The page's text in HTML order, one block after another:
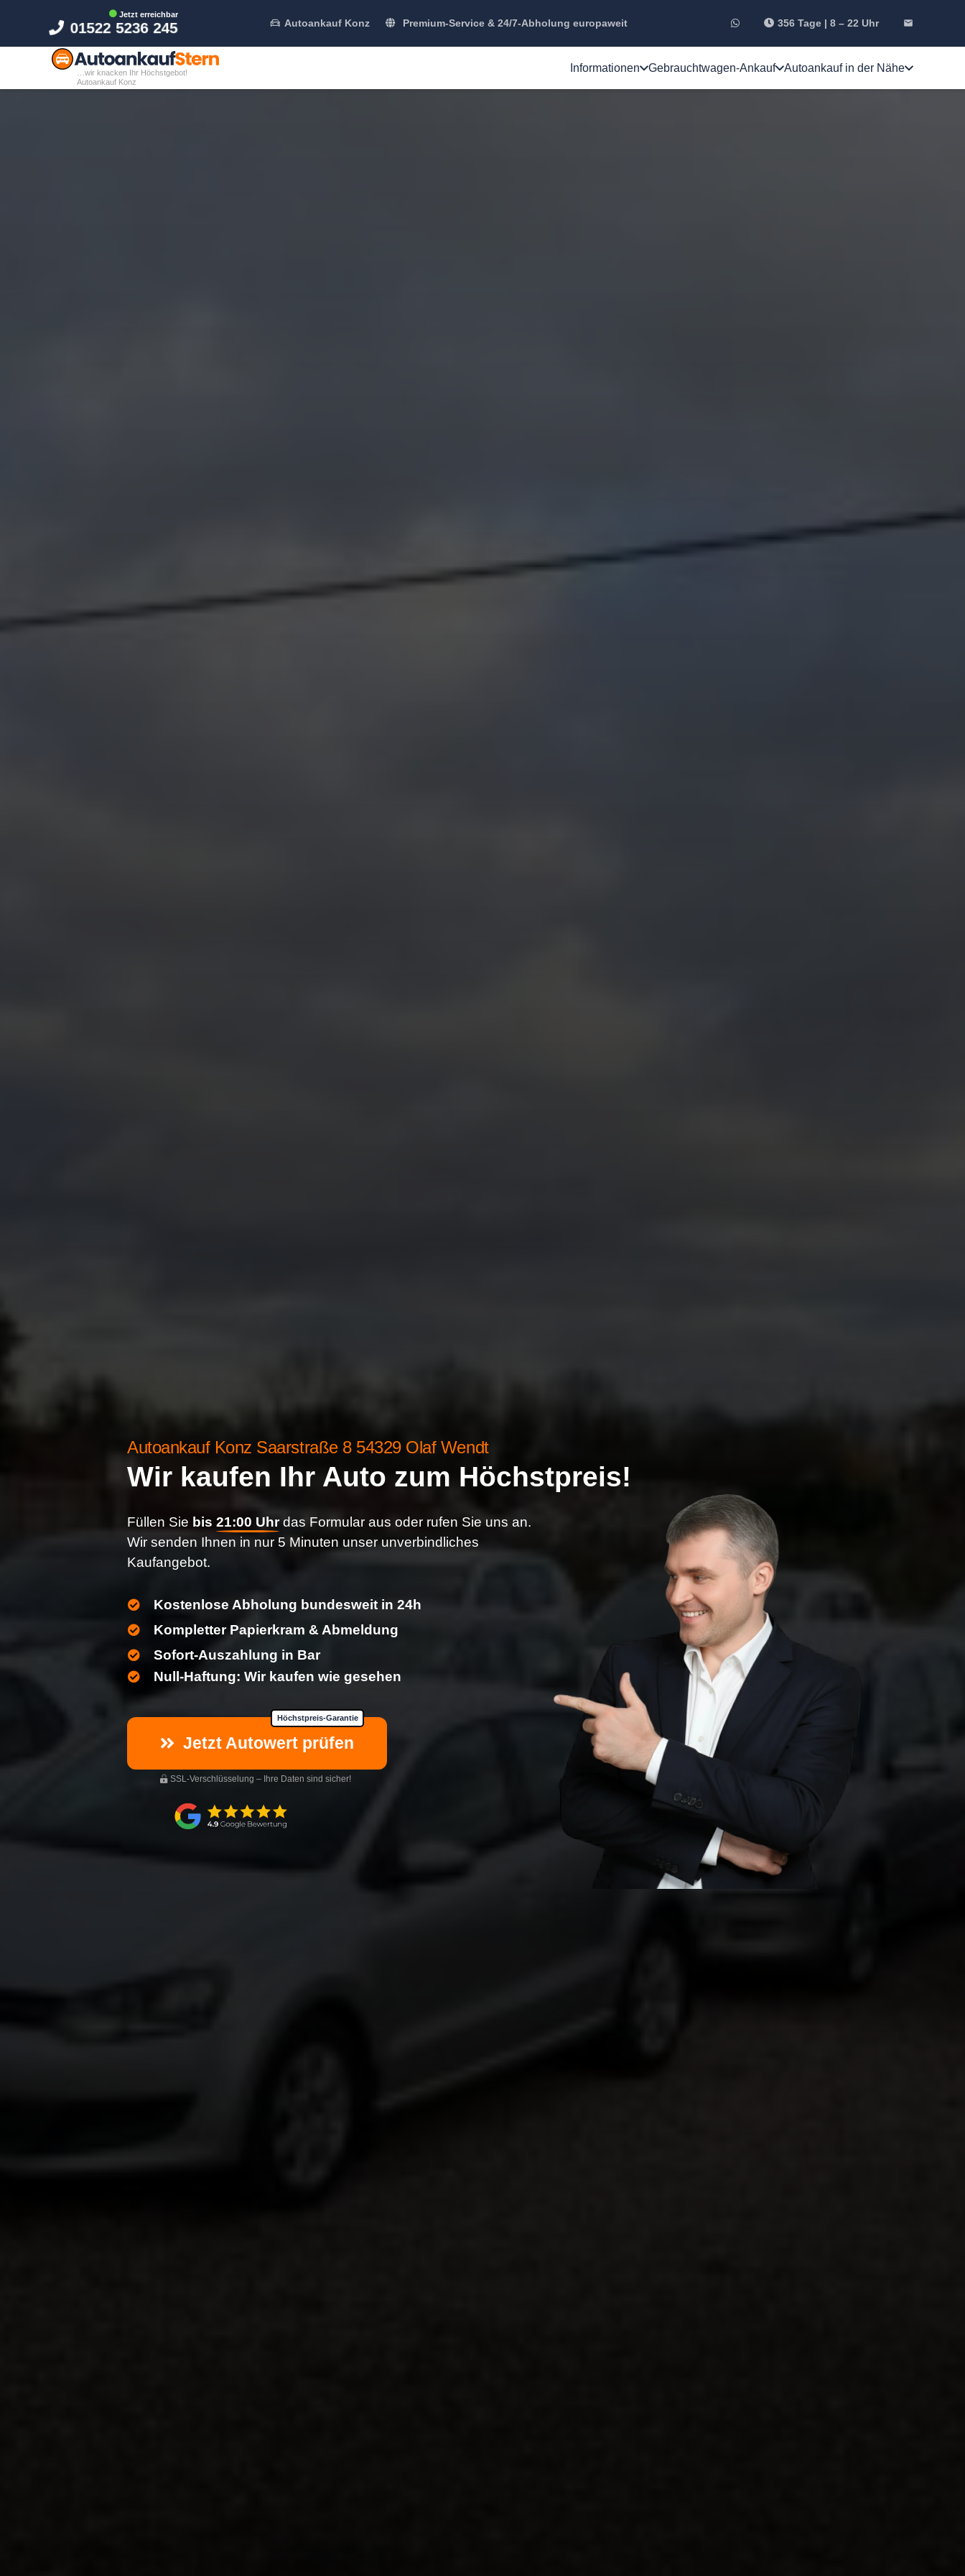
Jetzt erreichbar
01522 5236 245 Autoankauf Konz Premium-Service & 24/7-Abholung europaweit 356 Tage | 8 – 22 Uhr email
…wir knacken Ihr Höchstgebot!
Autoankauf Konz
Informationen Gebrauchtwagen-Ankauf Autoankauf in der Nähe
Autoankauf Konz Saarstraße 8 54329 Olaf Wendt
Wir kaufen Ihr Auto zum Höchstpreis!
Füllen Sie bis 21:00 Uhrdas Formular aus oder rufen Sie uns an.
Wir senden Ihnen in nur 5 Minuten unser unverbindliches
Kaufangebot.
Kostenlose Abholung bundesweit in 24h
Kompletter Papierkram & Abmeldung
Sofort-Auszahlung in Bar
Null-Haftung: Wir kaufen wie gesehen
Höchstpreis-Garantie
Jetzt Autowert prüfen
SSL-Verschlüsselung – Ihre Daten sind sicher!